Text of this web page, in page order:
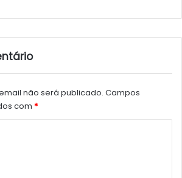
não será publicado. Campos
com *